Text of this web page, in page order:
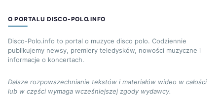
O PORTALU DISCO-POLO.INFO
Disco-Polo.info to portal o muzyce disco polo. Codziennie
publikujemy newsy, premiery teledysków, nowości muzyczne i
informacje o koncertach.
Dalsze rozpowszechnianie tekstów i materiałów wideo w całości
lub w części wymaga wcześniejszej zgody wydawcy.